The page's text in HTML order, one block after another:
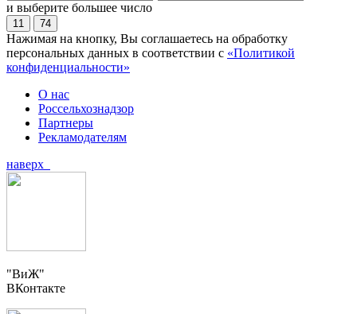
и выберите большее число
11 74
Нажимая на кнопку, Вы соглашаетесь на обработку
персональных данных в соответствии с «Политикой
конфиденциальности»
О нас
Россельхознадзор
Партнеры
Рекламодателям
наверх
"ВиЖ"
ВКонтакте